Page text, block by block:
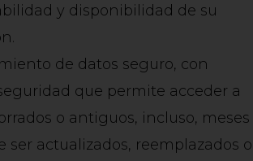
y disponibilidad de su
de datos seguro, con
que permite acceder a
o antiguos, incluso, meses
ser actualizados, reemplazados o